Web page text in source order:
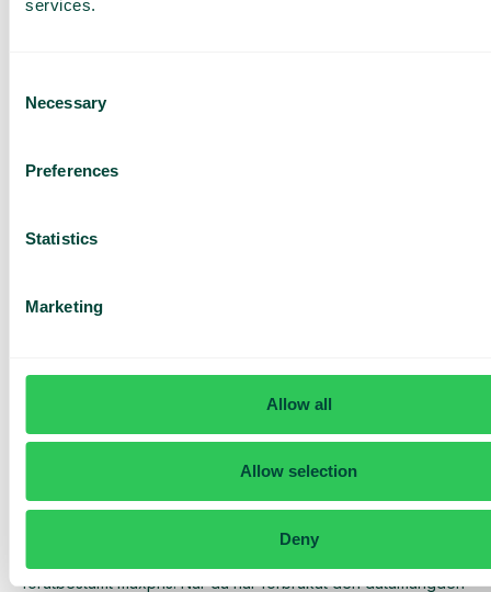
services.
Selection
Necessary
Preferences
Statistics
Marketing
Allow all
Allow selection
Deny
Med Daily Cost Control kan du som kund hålla bättre koll på
Den dagliga begränsningen har en viss mängd data till ett
förutbestämt maxpris. När du har förbrukat den datamängden